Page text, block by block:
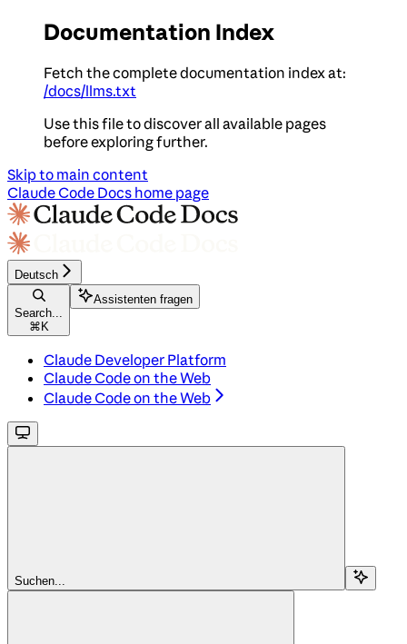
Documentation Index
Fetch the complete documentation index at:
/docs/llms.txt
Use this file to discover all available pages
before exploring further.
Skip to main content
Claude Code Docs home page
Deutsch
Search...
⌘ K
Assistenten fragen
Claude Developer Platform
Claude Code on the Web
Claude Code on the Web
Suchen...